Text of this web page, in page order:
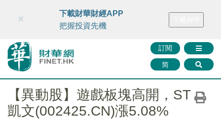
財華智庫網 FINTV FINMETA 財華證券 媒體矩陣
訂閱
简
×
下載財華財經APP
把握投資先機
【異動股】遊戲板塊高開，ST
凱文(002425.CN)漲5.08%